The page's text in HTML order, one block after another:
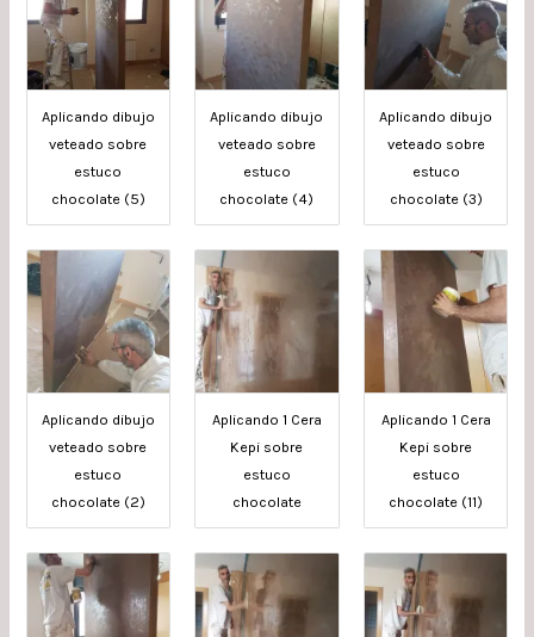
Aplicando dibujo
veteado sobre
estuco
chocolate (5)
Aplicando dibujo
veteado sobre
estuco
chocolate (4)
Aplicando dibujo
veteado sobre
estuco
chocolate (3)
Aplicando dibujo
veteado sobre
estuco
chocolate (2)
Aplicando 1 Cera
Kepi sobre
estuco
chocolate
Aplicando 1 Cera
Kepi sobre
estuco
chocolate (11)